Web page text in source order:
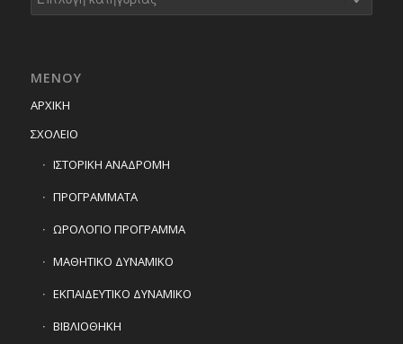
ΜΕΝΟΥ
ΑΡΧΙΚΗ
ΣΧΟΛΕΙΟ
ΙΣΤΟΡΙΚΗ ΑΝΑΔΡΟΜΗ
ΠΡΟΓΡΑΜΜΑΤΑ
ΩΡΟΛΟΓΙΟ ΠΡΟΓΡΑΜΜΑ
ΜΑΘΗΤΙΚΟ ΔΥΝΑΜΙΚΟ
ΕΚΠΑΙΔΕΥΤΙΚΟ ΔΥΝΑΜΙΚΟ
ΒΙΒΛΙΟΘΗΚΗ